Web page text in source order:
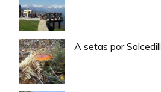
A setas por